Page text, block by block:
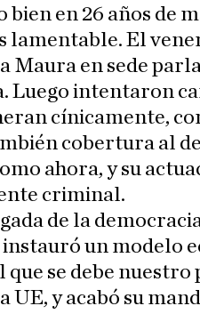
bien en 26 años de
lamentable. El
Maura en sede
Luego intentaron
cínicamente,
cobertura al
ahora, y su
criminal.
de la
un modelo
que se debe
UE, y acabó su